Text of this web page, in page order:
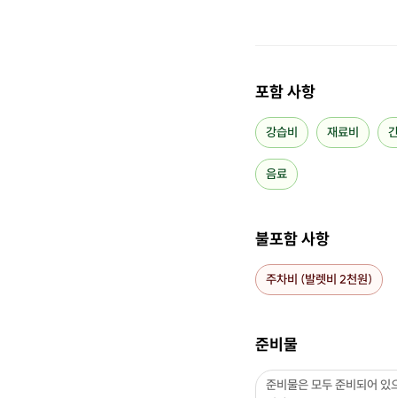
포함 사항
강습비 재료비
음료
불포함 사항
주차비 (발렛비 2천원)
준비물
준비물은 모두 준비되어 있